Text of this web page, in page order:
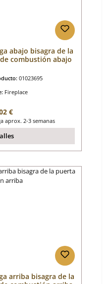
abajo bisagra de la
combustión abajo
01023695
Fireplace
normal:
€
aprox. 2-3 semanas
arriba bisagra de la